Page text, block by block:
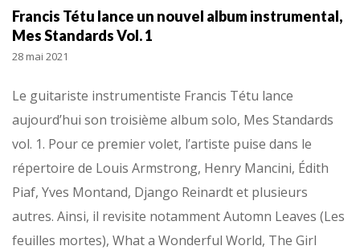
Francis Tétu lance un nouvel album instrumental,
Mes Standards Vol. 1
28 mai 2021
Le guitariste instrumentiste Francis Tétu lance
aujourd’hui son troisième album solo, Mes Standards
vol. 1. Pour ce premier volet, l’artiste puise dans le
répertoire de Louis Armstrong, Henry Mancini, Édith
Piaf, Yves Montand, Django Reinardt et plusieurs
autres. Ainsi, il revisite notamment Automn Leaves (Les
feuilles mortes), What a Wonderful World, The Girl